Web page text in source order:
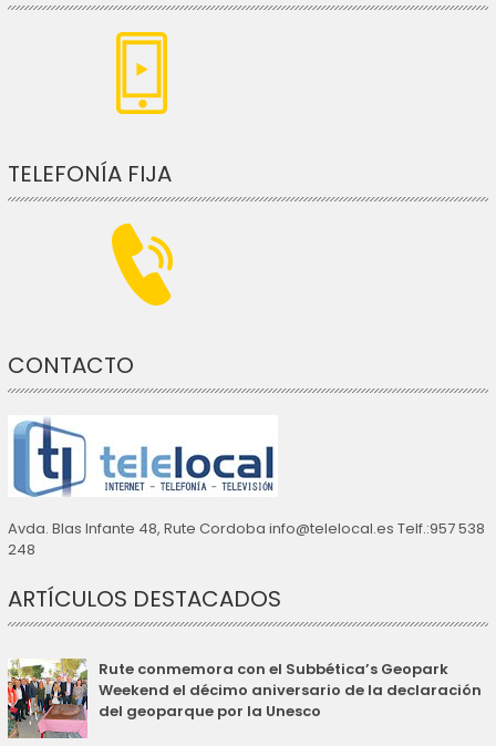
TELEFONÍA FIJA
CONTACTO
Avda. Blas Infante 48, Rute Cordoba info@telelocal.es Telf.:957 538
248
ARTÍCULOS DESTACADOS
Rute conmemora con el Subbética’s Geopark
Weekend el décimo aniversario de la declaración
del geoparque por la Unesco